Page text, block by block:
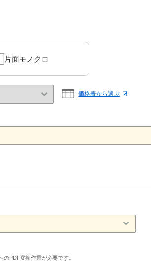
片面モノクロ
価格表から選ぶ
PDF変換作業が必要です。